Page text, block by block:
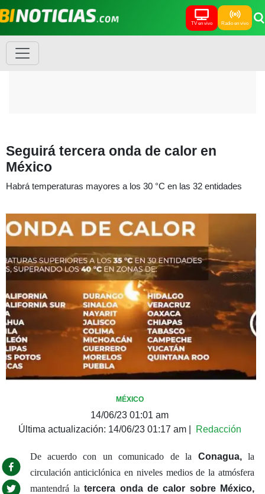
TV en vivo Radio en vivo
Seguirá tercera onda de calor en
México
Habrá temperaturas mayores a los 30 °C en las 32 entidades
MÉXICO
14/06/23 01:01 am
Última actualización: 14/06/23 01:17 am| Redacción
De acuerdo con un comunicado de la Conagua,la
circulación anticiclónica en niveles medios de la atmósfera
mantendrá latercera onda de calor sobre México,